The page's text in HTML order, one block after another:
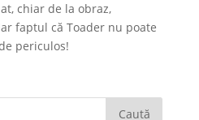
chiar de la obraz,
faptul că Toader nu poate
periculos!